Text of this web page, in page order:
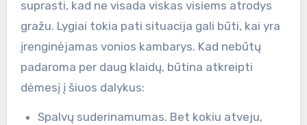
suprasti, kad ne visada viskas visiems atrodys
gražu. Lygiai tokia pati situacija gali būti, kai yra
įrenginėjamas vonios kambarys. Kad nebūtų
padaroma per daug klaidų, būtina atkreipti
dėmesį į šiuos dalykus:
Spalvų suderinamumas. Bet kokiu atveju,